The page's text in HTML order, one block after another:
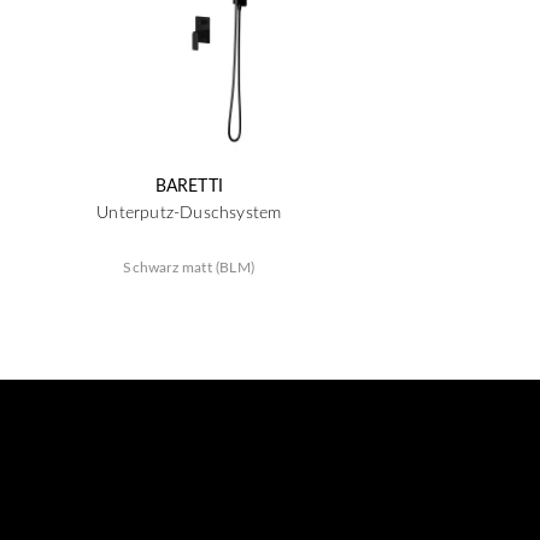
BARETTI
Unterputz-Duschsystem
Schwarz matt (BLM)